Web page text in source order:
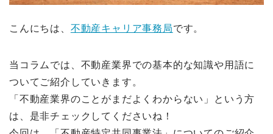
こんにちは、 不動産キャリア事務局です。
当コラムでは、不動産業界での基本的な知識や用語に
ついてご紹介していきます。
「不動産業界のことがまだよくわからない」という方
は、是非チェックしてくださいね！